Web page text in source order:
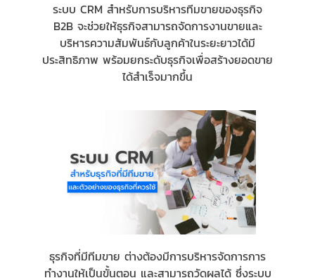
ระบบ CRM สำหรับการบริหารทีมขายของธุรกิจ
B2B จะช่วยให้ธุรกิจสามารถจัดการงานขายและ
บริหารความสัมพันธ์กับลูกค้าในระยะยาวได้มี
ประสิทธิภาพ พร้อมยกระดับธุรกิจเพื่อสร้างยอดขาย
ได้สำเร็จมากขึ้น
ธุรกิจที่มีทีมขาย ต่างต้องมีการบริหารจัดการการ
ทำงานให้เป็นขั้นตอน และสามารถวัดผลได้ ซึ่งระบบ